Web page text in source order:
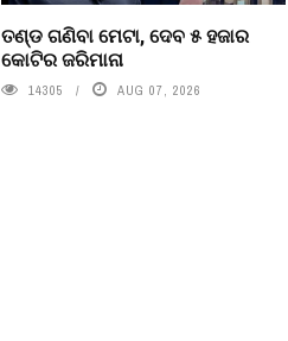
ତଣ୍ଡ ଗଣିବା ମେଟା, ଦେବ ୫ ହଜାର
କୋଟିର ଜରିମାନା
14305 AUG 07, 2026